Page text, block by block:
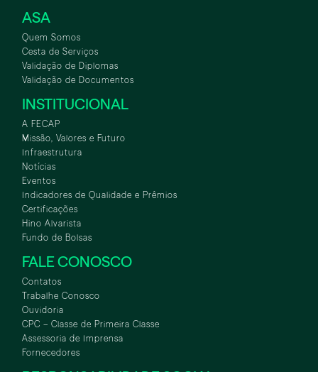
ASA
Quem Somos
Cesta de Serviços
Validação de Diplomas
Validação de Documentos
INSTITUCIONAL
A FECAP
Missão, Valores e Futuro
Infraestrutura
Notícias
Eventos
Indicadores de Qualidade e Prêmios
Certificações
Hino Alvarista
Fundo de Bolsas
FALE CONOSCO
Contatos
Trabalhe Conosco
Ouvidoria
CPC – Classe de Primeira Classe
Assessoria de Imprensa
Fornecedores